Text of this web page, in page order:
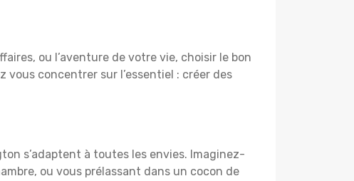
ou l’aventure de votre vie, choisir le bon
vous concentrer sur l’essentiel : créer des
s’adaptent à toutes les envies. Imaginez-
ou vous prélassant dans un cocon de